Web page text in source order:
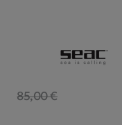
85,00 €